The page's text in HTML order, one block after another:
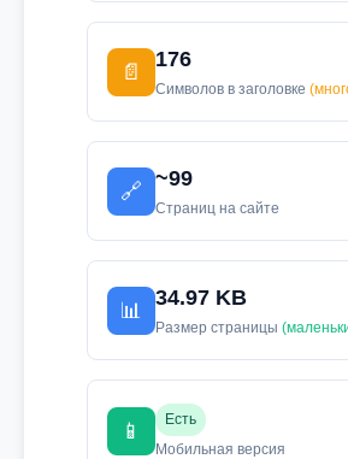
📄
176
Символов в заголовке
🔗
~99
Страниц на сайте
📊
34.97 KB
Размер страницы
📱
Есть
Мобильная версия